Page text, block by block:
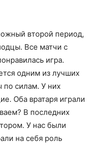
второй период,
Все матчи с
игра.
одним из лучших
по силам. У них
Оба вратаря играли
В последних
У нас были
на себя роль